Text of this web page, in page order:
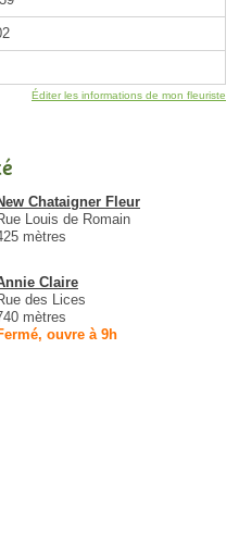
Éditer les informations de mon fleuriste
Chataigner Fleur
Louis de Romain
mètres
Claire
des Lices
mètres
ouvre à 9h